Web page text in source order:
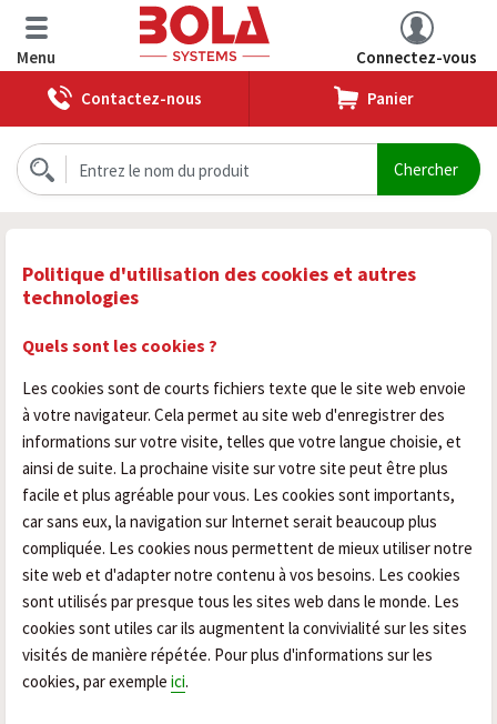
Menu
Connectez-vous
Contactez-nous
Panier
Politique d'utilisation des cookies et autres
technologies
Quels sont les cookies ?
Les cookies sont de courts fichiers texte que le site web envoie
à votre navigateur. Cela permet au site web d'enregistrer des
informations sur votre visite, telles que votre langue choisie, et
ainsi de suite. La prochaine visite sur votre site peut être plus
facile et plus agréable pour vous. Les cookies sont importants,
car sans eux, la navigation sur Internet serait beaucoup plus
compliquée. Les cookies nous permettent de mieux utiliser notre
site web et d'adapter notre contenu à vos besoins. Les cookies
sont utilisés par presque tous les sites web dans le monde. Les
cookies sont utiles car ils augmentent la convivialité sur les sites
visités de manière répétée. Pour plus d'informations sur les
cookies, par exemple ici.